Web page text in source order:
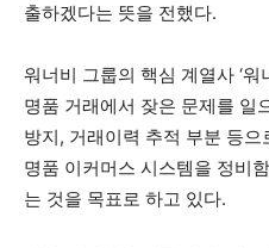
출하겠다는 뜻을 전했다.
워너비 그룹의 핵심 계열사 ‘
명품 거래에서 잦은 문제를 일
방지, 거래이력 추적 부분 등
명품 이커머스 시스템을 정비
는 것을 목표로 하고 있다.